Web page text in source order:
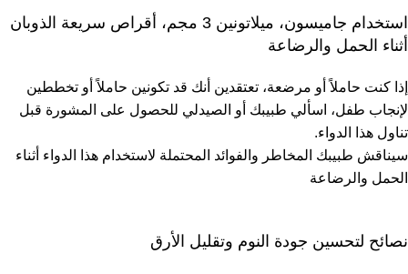
استخدام جاميسون، ميلاتونين 3 مجم، أقراص سريعة الذوبان
أثناء الحمل والرضاعة
إذا كنت حاملاً أو مرضعة، تعتقدين أنك قد تكونين حاملاً أو تخططين
لإنجاب طفل، اسألي طبيبك أو الصيدلي للحصول على المشورة قبل
تناول هذا الدواء.
سيناقش طبيبك المخاطر والفوائد المحتملة لاستخدام هذا الدواء أثناء
الحمل والرضاعة
نصائح لتحسين جودة النوم وتقليل الأرق